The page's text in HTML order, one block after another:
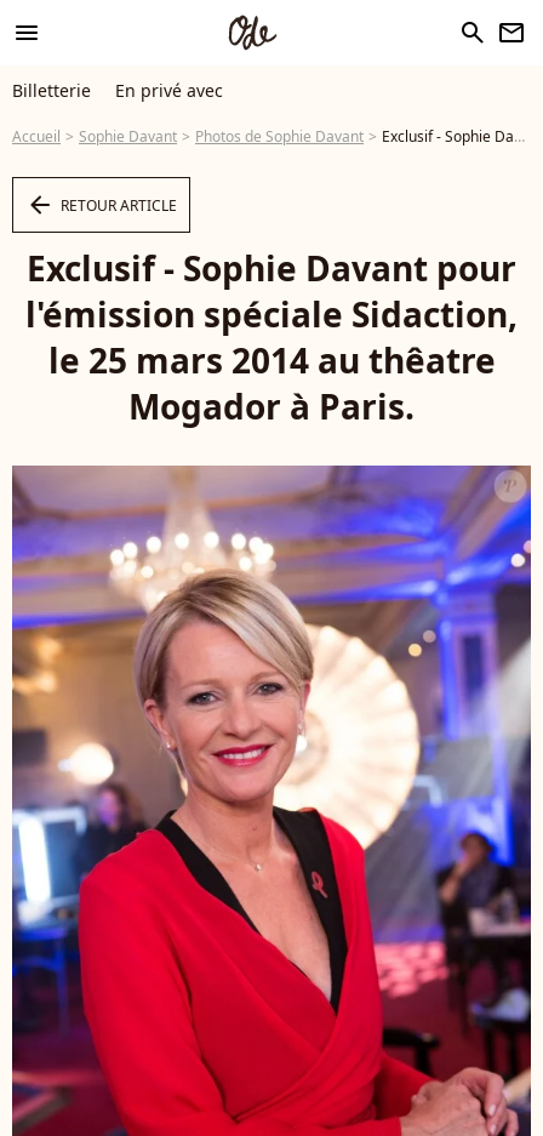
menu search newsletter
Billetterie En privé avec
Accueil Sophie Davant Photos de Sophie Davant Exclusif - Sophie Davant pour l'émission spéciale Sidaction, le 25 mars 2014 au thêatre Mogador à Paris. - Photo
arrow_left RETOUR ARTICLE
Exclusif - Sophie Davant pour
l'émission spéciale Sidaction,
le 25 mars 2014 au thêatre
Mogador à Paris.